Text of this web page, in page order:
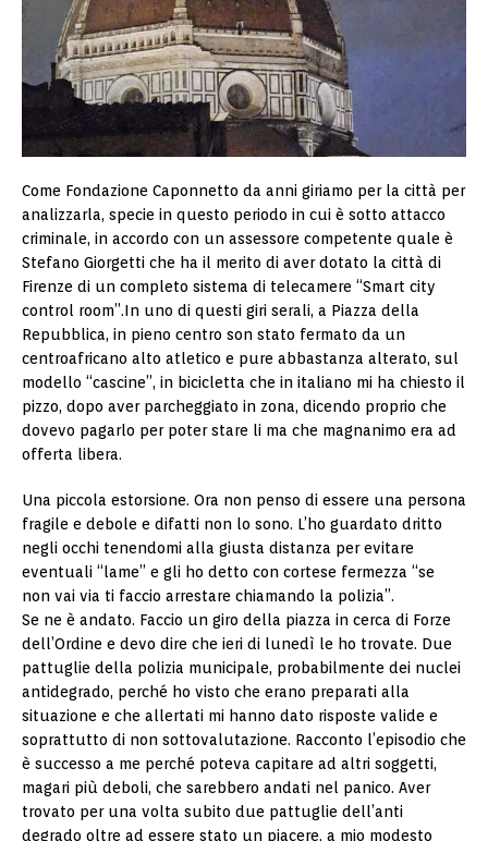
Come Fondazione Caponnetto da anni giriamo per la città per
analizzarla, specie in questo periodo in cui è sotto attacco
criminale, in accordo con un assessore competente quale è
Stefano Giorgetti che ha il merito di aver dotato la città di
Firenze di un completo sistema di telecamere “Smart city
control room”.In uno di questi giri serali, a Piazza della
Repubblica, in pieno centro son stato fermato da un
centroafricano alto atletico e pure abbastanza alterato, sul
modello “cascine”, in bicicletta che in italiano mi ha chiesto il
pizzo, dopo aver parcheggiato in zona, dicendo proprio che
dovevo pagarlo per poter stare li ma che magnanimo era ad
offerta libera.
Una piccola estorsione. Ora non penso di essere una persona
fragile e debole e difatti non lo sono. L’ho guardato dritto
negli occhi tenendomi alla giusta distanza per evitare
eventuali “lame” e gli ho detto con cortese fermezza “se
non vai via ti faccio arrestare chiamando la polizia”.
Se ne è andato. Faccio un giro della piazza in cerca di Forze
dell’Ordine e devo dire che ieri di lunedì le ho trovate. Due
pattuglie della polizia municipale, probabilmente dei nuclei
antidegrado, perché ho visto che erano preparati alla
situazione e che allertati mi hanno dato risposte valide e
soprattutto di non sottovalutazione. Racconto l’episodio che
è successo a me perché poteva capitare ad altri soggetti,
magari più deboli, che sarebbero andati nel panico. Aver
trovato per una volta subito due pattuglie dell’anti
degrado oltre ad essere stato un piacere, a mio modesto